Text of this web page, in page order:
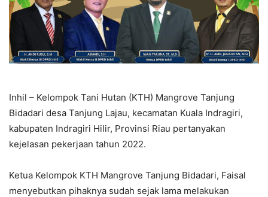
Inhil – Kelompok Tani Hutan (KTH) Mangrove Tanjung
Bidadari desa Tanjung Lajau, kecamatan Kuala Indragiri,
kabupaten Indragiri Hilir, Provinsi Riau pertanyakan
kejelasan pekerjaan tahun 2022.
Ketua Kelompok KTH Mangrove Tanjung Bidadari, Faisal
menyebutkan pihaknya sudah sejak lama melakukan